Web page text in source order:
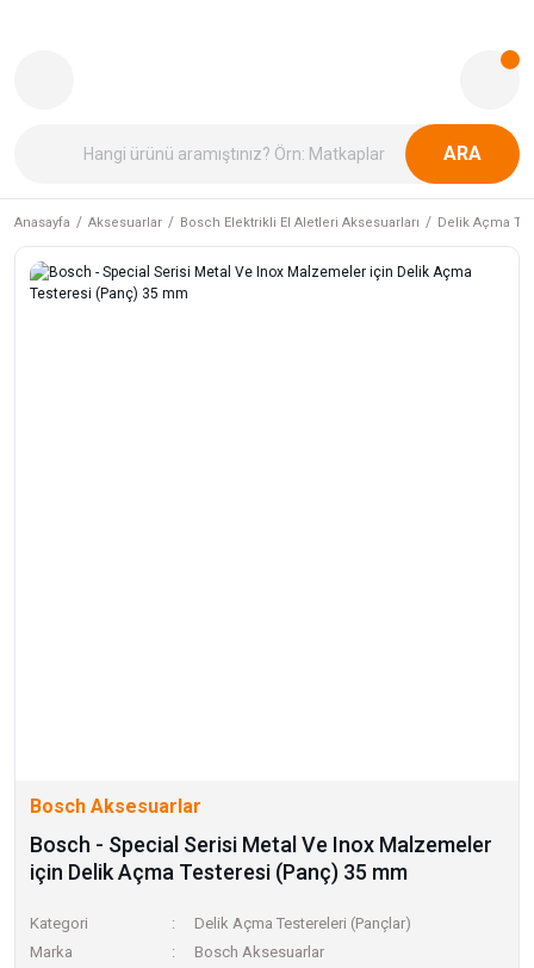
ARA
Anasayfa Aksesuarlar Bosch Elektrikli El Aletleri Aksesuarları Delik Açma
Bosch Aksesuarlar
Bosch - Special Serisi Metal Ve Inox Malzemeler
için Delik Açma Testeresi (Panç) 35 mm
Kategori
Delik Açma Testereleri (Pançlar)
Marka
Bosch Aksesuarlar